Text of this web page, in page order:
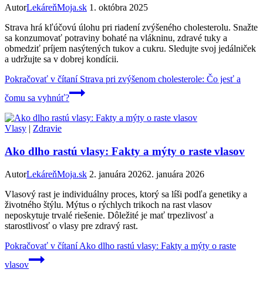
AutorLekáreňMoja.sk 1. októbra 2025
Strava hrá kľúčovú úlohu pri riadení zvýšeného cholesterolu. Snažte
sa konzumovať potraviny bohaté na vlákninu, zdravé tuky a
obmedziť príjem nasýtených tukov a cukru. Sledujte svoj jedálniček
a udržujte sa v dobrej kondícii.
Pokračovať v čítaníStrava pri zvýšenom cholesterole: Čo jesť a
čomu sa vyhnúť?
Vlasy | Zdravie
Ako dlho rastú vlasy: Fakty a mýty o raste vlasov
AutorLekáreňMoja.sk 2. januára 20262. januára 2026
Vlasový rast je individuálny proces, ktorý sa líši podľa genetiky a
životného štýlu. Mýtus o rýchlych trikoch na rast vlasov
neposkytuje trvalé riešenie. Dôležité je mať trpezlivosť a
starostlivosť o vlasy pre zdravý rast.
Pokračovať v čítaníAko dlho rastú vlasy: Fakty a mýty o raste
vlasov